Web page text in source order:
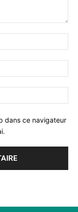
dans ce navigateur